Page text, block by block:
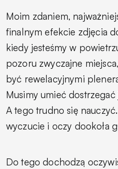
Moim zdaniem,
finalnym efekcie zdjęcia
kiedy jesteśmy w
pozoru zwyczajne
być rewelacyjnymi
Musimy umieć
A tego trudno się
wyczucie i oczy dookoła
Do tego dochodzą